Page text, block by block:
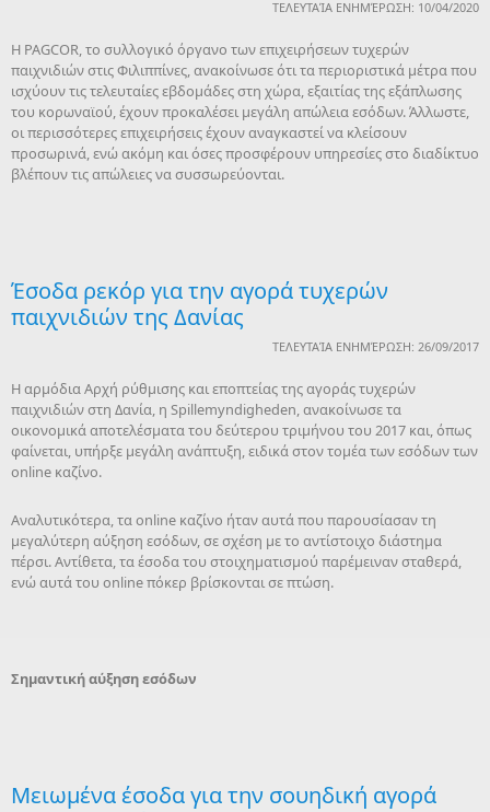
ΤΕΛΕΥΤΑΊΑ ΕΝΗΜΈΡΩΣΗ: 10/04/2020
Η PAGCOR, το συλλογικό όργανο των επιχειρήσεων τυχερών
παιχνιδιών στις Φιλιππίνες, ανακοίνωσε ότι τα περιοριστικά μέτρα που
ισχύουν τις τελευταίες εβδομάδες στη χώρα, εξαιτίας της εξάπλωσης
του κορωναϊού, έχουν προκαλέσει μεγάλη απώλεια εσόδων. Άλλωστε,
οι περισσότερες επιχειρήσεις έχουν αναγκαστεί να κλείσουν
προσωρινά, ενώ ακόμη και όσες προσφέρουν υπηρεσίες στο διαδίκτυο
βλέπουν τις απώλειες να συσσωρεύονται.
Έσοδα ρεκόρ για την αγορά τυχερών
παιχνιδιών της Δανίας
ΤΕΛΕΥΤΑΊΑ ΕΝΗΜΈΡΩΣΗ: 26/09/2017
Η αρμόδια Αρχή ρύθμισης και εποπτείας της αγοράς τυχερών
παιχνιδιών στη Δανία, η Spillemyndigheden, ανακοίνωσε τα
οικονομικά αποτελέσματα του δεύτερου τριμήνου του 2017 και, όπως
φαίνεται, υπήρξε μεγάλη ανάπτυξη, ειδικά στον τομέα των εσόδων των
online καζίνο.
Αναλυτικότερα, τα online καζίνο ήταν αυτά που παρουσίασαν τη
μεγαλύτερη αύξηση εσόδων, σε σχέση με το αντίστοιχο διάστημα
πέρσι. Αντίθετα, τα έσοδα του στοιχηματισμού παρέμειναν σταθερά,
ενώ αυτά του online πόκερ βρίσκονται σε πτώση.
Σημαντική αύξηση εσόδων
Mειωμένα έσοδα για την σουηδική αγορά